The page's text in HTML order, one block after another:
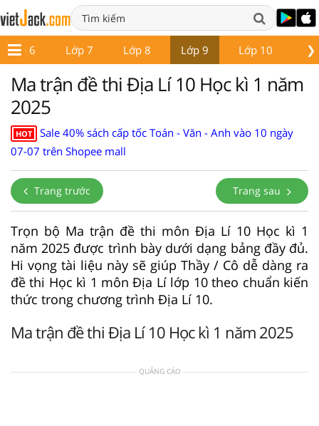
❯
Lớp 6 Lớp 7 Lớp 8 Lớp 9 Lớp 10
Ma trận đề thi Địa Lí 10 Học kì 1 năm
2025
HOT
Sale 40% sách cấp tốc Toán - Văn - Anh vào 10 ngày
07-07 trên Shopee mall
Trang trước Trang sau
Trọn bộ Ma trận đề thi môn Địa Lí 10 Học kì 1
năm 2025 được trình bày dưới dạng bảng đầy đủ.
Hi vọng tài liệu này sẽ giúp Thầy / Cô dễ dàng ra
đề thi Học kì 1 môn Địa Lí lớp 10 theo chuẩn kiến
thức trong chương trình Địa Lí 10.
Ma trận đề thi Địa Lí 10 Học kì 1 năm 2025
QUẢNG CÁO